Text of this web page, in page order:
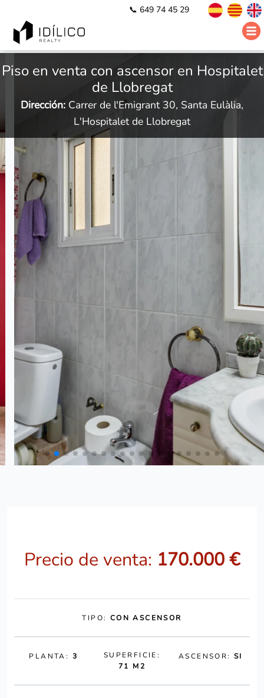
📞 649 74 45 29
Piso en venta con ascensor en Hospitalet
de Llobregat
Dirección: Carrer de l'Emigrant 30, Santa Eulàlia,
L'Hospitalet de Llobregat
Precio de venta: 170.000 €
TIPO: CON ASCENSOR
PLANTA: 3
SUPERFICIE:
71 M2
ASCENSOR: SI